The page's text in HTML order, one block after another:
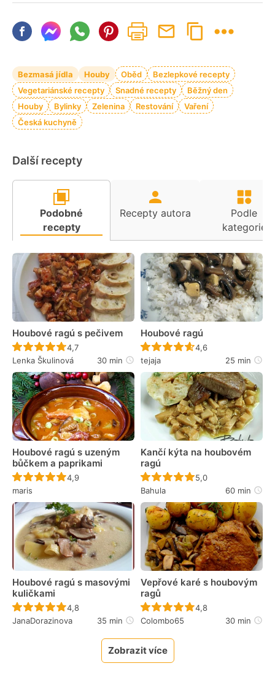
Bezmasá jídla Houby Oběd
Bezlepkové recepty
Vegetariánské recepty
Snadné recepty
Běžný den
Houby
Bylinky Zelenina Restování
Vaření
Česká kuchyně
Další recepty
Podobné
recepty
Recepty autora
Podle
kategorie
Houbové ragú s pečivem
Recept ještě nebyl hodnocen
4,7
Lenka Škulinová
30 min
Houbové ragú
Recept ještě nebyl
4,6
tejaja
25 min
Houbové ragú s uzeným
bůčkem a paprikami
Recept ještě nebyl hodnocen
4,9
maris
Kančí kýta na houbovém
ragú
Recept ještě nebyl
5,0
Bahula
60 min
Houbové ragú s masovými
kuličkami
Recept ještě nebyl hodnocen
4,8
JanaDorazinova
35 min
Vepřové karé s houbovým
ragů
Recept ještě nebyl
4,8
Colombo65
30 min
Zobrazit více